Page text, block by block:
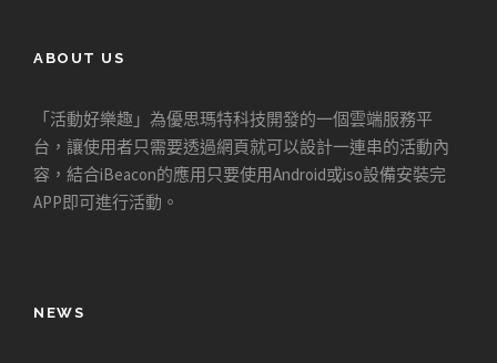
ABOUT US
「活動好樂趣」為優思瑪特科技開發的一個雲端服務平
台，讓使用者只需要透過網頁就可以設計一連串的活動內
容，結合iBeacon的應用只要使用Android或iso設備安裝完
APP即可進行活動。
NEWS